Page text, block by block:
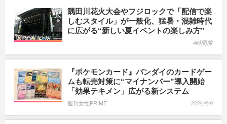
隅田川花火大会やフジロックで「配信で楽
しむスタイル」が一般化、猛暑・混雑時代
に広がる“新しい夏イベントの楽しみ方”
4時間前
『ポケモンカード』バンダイのカードゲー
ムも転売対策に“マイナンバー”導入開始
「効果テキメン」広がる新システム
週刊女性PRIME 2026/8/9